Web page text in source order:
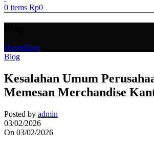
0 items Rp0
HomeBlog
Blog
Kesalahan Umum
Memesan Merchandise
Posted by admin
03/02/2026
On 03/02/2026